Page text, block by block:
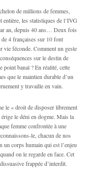
de millions de femmes,
entière, les statistiques de l’IVG
an, depuis 40 ans… Deux fois
4 françaises sur 10 font
vie féconde. Comment un geste
sur le destin de
point banal ? En réalité, cette
que le maintien durable d’un
y travaille en vain.
le « droit de disposer librement
le déni en dogme. Mais la
femme confrontée à une
le, chacun de nos
un corps humain qui est l’enjeu
on le regarde en face. Cet
frappée d’interdit.